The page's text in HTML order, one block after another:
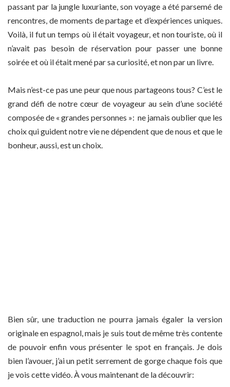
passant par la jungle luxuriante, son voyage a été parsemé de
rencontres, de moments de partage et d’expériences uniques.
Voilà, il fut un temps où il était voyageur, et non touriste, où il
n’avait pas besoin de réservation pour passer une bonne
soirée et où il était mené par sa curiosité, et non par un livre.
Mais n’est-ce pas une peur que nous partageons tous? C’est le
grand défi de notre cœur de voyageur au sein d’une société
composée de « grandes personnes »: ne jamais oublier que les
choix qui guident notre vie ne dépendent que de nous et que le
bonheur, aussi, est un choix.
Bien sûr, une traduction ne pourra jamais égaler la version
originale en espagnol, mais je suis tout de même très contente
de pouvoir enfin vous présenter le spot en français. Je dois
bien l’avouer, j’ai un petit serrement de gorge chaque fois que
je vois cette vidéo. À vous maintenant de la découvrir: